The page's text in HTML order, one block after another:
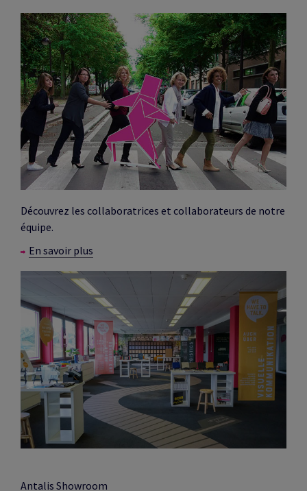
Découvrez les collaboratrices et collaborateurs de notre
équipe.
En savoir plus
Antalis Showroom